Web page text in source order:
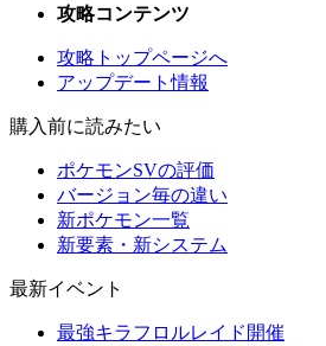
攻略コンテンツ
攻略トップページへ
アップデート情報
購入前に読みたい
ポケモンSVの評価
バージョン毎の違い
新ポケモン一覧
新要素・新システム
最新イベント
最強キラフロルレイド開催